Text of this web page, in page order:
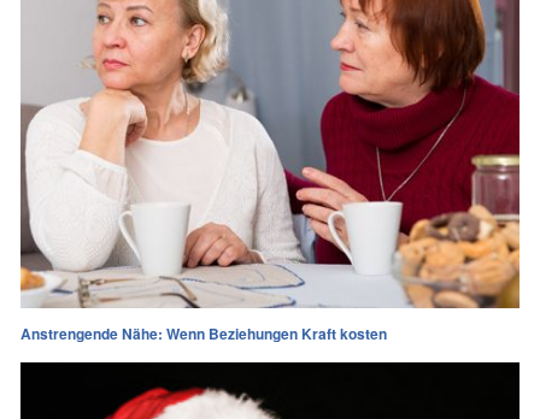
Anstrengende Nähe: Wenn Beziehungen Kraft kosten